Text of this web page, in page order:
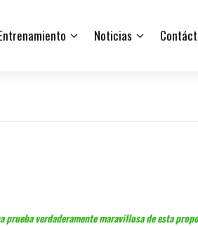
Noticias
prueba verdaderamente maravillosa de esta